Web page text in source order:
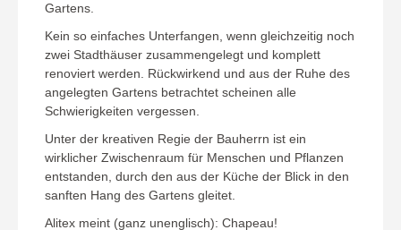
Gartens.
Kein so einfaches Unterfangen, wenn gleichzeitig noch
zwei Stadthäuser zusammengelegt und komplett
renoviert werden. Rückwirkend und aus der Ruhe des
angelegten Gartens betrachtet scheinen alle
Schwierigkeiten vergessen.
Unter der kreativen Regie der Bauherrn ist ein
wirklicher Zwischenraum für Menschen und Pflanzen
entstanden, durch den aus der Küche der Blick in den
sanften Hang des Gartens gleitet.
Alitex meint (ganz unenglisch): Chapeau!